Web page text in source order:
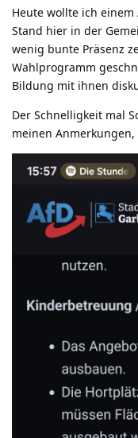
Heute wollte ich
Stand hier in der
wenig bunte Präsenz
Wahlprogramm
Bildung mit ihnen
Der Schnelligkeit mal
meinen